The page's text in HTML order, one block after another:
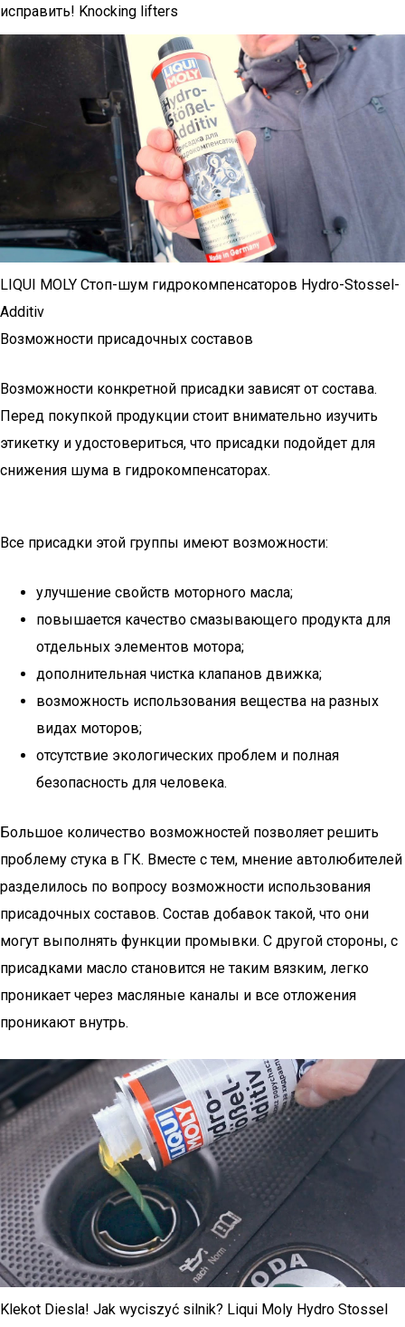
исправить! Knocking lifters
LIQUI MOLY Стоп-шум гидрокомпенсаторов Hydro-Stossel-
Additiv
Возможности присадочных составов
Возможности конкретной присадки зависят от состава.
Перед покупкой продукции стоит внимательно изучить
этикетку и удостовериться, что присадки подойдет для
снижения шума в гидрокомпенсаторах.
Все присадки этой группы имеют возможности:
улучшение свойств моторного масла;
повышается качество смазывающего продукта для
отдельных элементов мотора;
дополнительная чистка клапанов движка;
возможность использования вещества на разных
видах моторов;
отсутствие экологических проблем и полная
безопасность для человека.
Большое количество возможностей позволяет решить
проблему стука в ГК. Вместе с тем, мнение автолюбителей
разделилось по вопросу возможности использования
присадочных составов. Состав добавок такой, что они
могут выполнять функции промывки. С другой стороны, с
присадками масло становится не таким вязким, легко
проникает через масляные каналы и все отложения
проникают внутрь.
Klekot Diesla! Jak wyciszyć silnik? Liqui Moly Hydro Stossel